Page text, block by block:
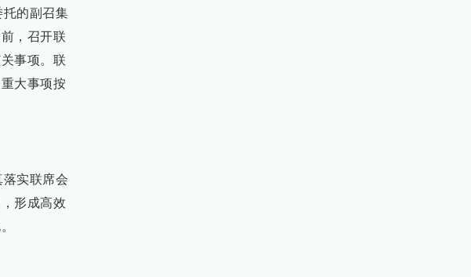
的副召集
，召开联
事项。联
大事项按
实联席会
形成高效